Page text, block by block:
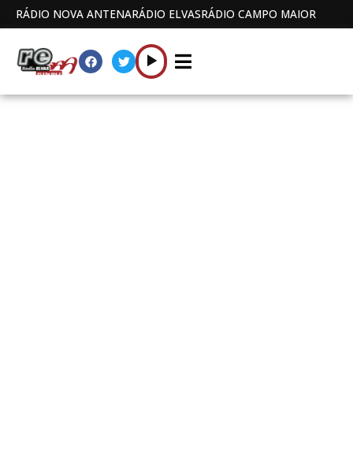
RÁDIO NOVA ANTENARÁDIO ELVASRÁDIO CAMPO MAIOR